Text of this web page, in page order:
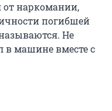
наркомании,
погибшей
Не
машине вместе с